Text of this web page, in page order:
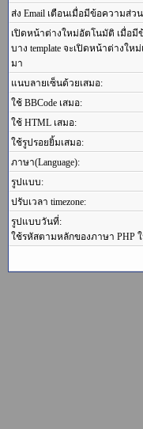
ส่ง Email เตือนเมื่อมีข้อความส่ว
เปิดหน้าต่างใหม่อัตโนมัติ เมื่อ
บาง template จะเปิดหน้าต่างใ
มา
แนบลายเซ็นด้วยเสมอ:
ใช้ BBCode เสมอ:
ใช้ HTML เสมอ:
ใช้รูปรอยยิ้มเสมอ:
ภาษา(Language):
รูปแบบ:
ปรับเวลา timezone:
รูปแบบวันที่:
ใช้รหัสตามหลักของภาษา PHP